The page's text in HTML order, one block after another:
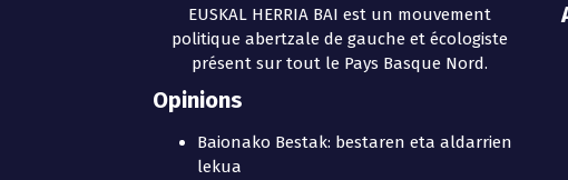
EUSKAL HERRIA BAI est un mouvement
politique abertzale de gauche et écologiste
présent sur tout le Pays Basque Nord.
Opinions
Baionako Bestak: bestaren eta aldarrien
lekua